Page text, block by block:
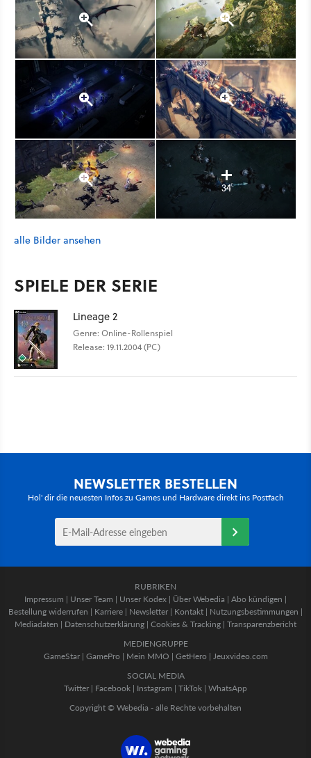
34
alle Bilder ansehen
SPIELE DER SERIE
Lineage 2
Genre: Online-Rollenspiel
Release: 19.11.2004 (PC)
NEWSLETTER BESTELLEN
Hol' dir die neuesten Infos zu Games und Hardware direkt ins Postfach
RUBRIKEN
Impressum | Unser Team | Unser Kodex | Über Webedia | Abo kündigen |
Bestellung widerrufen | Karriere | Newsletter | Kontakt | Nutzungsbestimmungen |
Mediadaten | Datenschutzerklärung | Cookies & Tracking | Transparenzbericht
MEDIENGRUPPE
GameStar| GamePro | Mein MMO | GetHero | Jeuxvideo.com
SOCIAL MEDIA
Twitter | Facebook | Instagram | TikTok | WhatsApp
Copyright © Webedia - alle Rechte vorbehalten